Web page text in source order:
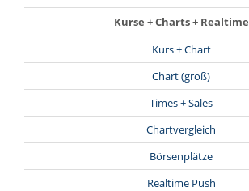
Kurse + Charts + Realtime
Kurs + Chart
Chart (groß)
Times + Sales
Chartvergleich
Börsenplätze
Realtime Push